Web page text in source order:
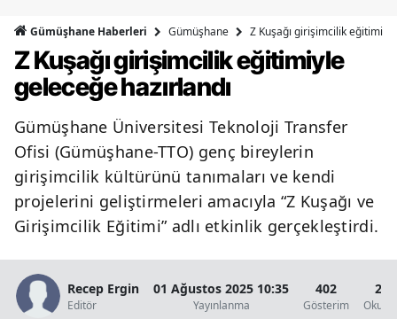
Bingöl
Bitlis
Bolu
Burdur
Bursa
Çanakkale
Çorum
Gümüşhane Haberleri Gümüşhane Z Kuşağı girişimcilik
Z Kuşağı girişimcilik eğitimiyle
geleceğe hazırlandı
Gümüşhane Üniversitesi Teknoloji Transfer
Ofisi (Gümüşhane-TTO) genç bireylerin
girişimcilik kültürünü tanımaları ve kendi
projelerini geliştirmeleri amacıyla “Z Kuşağı ve
Girişimcilik Eğitimi” adlı etkinlik gerçekleştirdi.
Recep Ergin
Editör
01 Ağustos 2025 10:35
Yayınlanma
402
Gösterim
2